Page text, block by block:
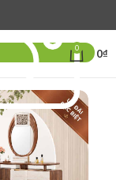
0 0₫